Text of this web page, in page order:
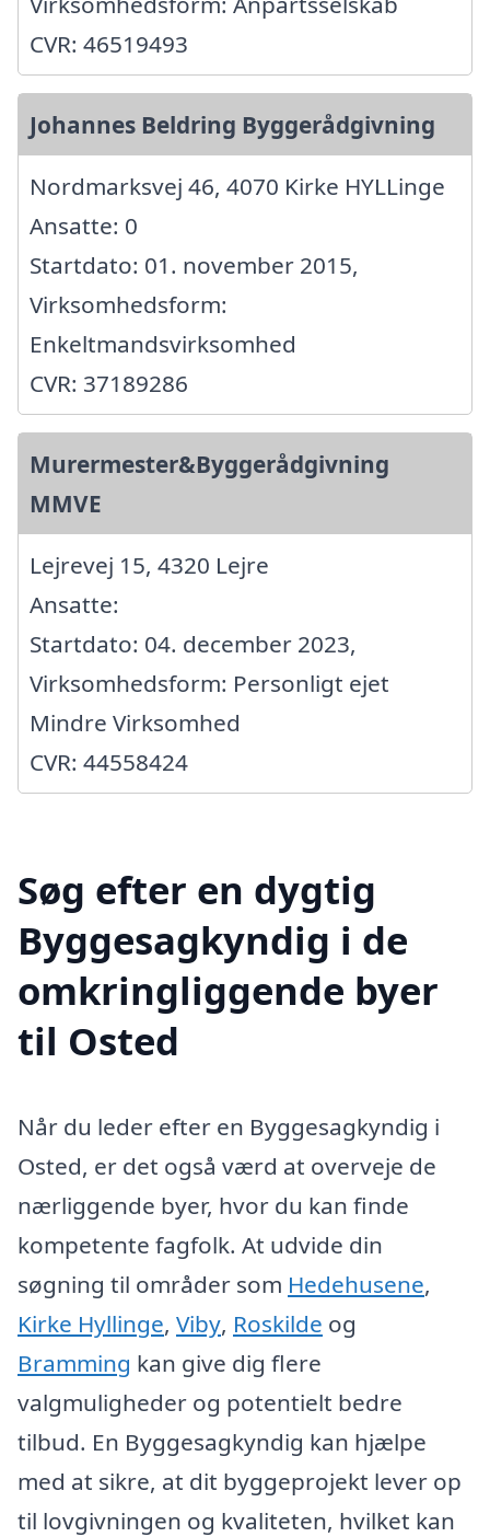
CVR: 46519493
Johannes Beldring Byggerådgivning
Nordmarksvej 46, 4070 Kirke HYLLinge
Ansatte: 0
Startdato: 01. november 2015,
Virksomhedsform:
Enkeltmandsvirksomhed
CVR: 37189286
Murermester&Byggerådgivning
MMVE
Lejrevej 15, 4320 Lejre
Ansatte:
Startdato: 04. december 2023,
Virksomhedsform: Personligt ejet
Mindre Virksomhed
CVR: 44558424
Søg efter en dygtig
Byggesagkyndig i de
omkringliggende byer
til Osted
Når du leder efter en Byggesagkyndig i
Osted, er det også værd at overveje de
nærliggende byer, hvor du kan finde
kompetente fagfolk. At udvide din
søgning til områder som Hedehusene,
Kirke Hyllinge, Viby, Roskilde og
Bramming kan give dig flere
valgmuligheder og potentielt bedre
tilbud. En Byggesagkyndig kan hjælpe
med at sikre, at dit byggeprojekt lever op
til lovgivningen og kvaliteten, hvilket kan